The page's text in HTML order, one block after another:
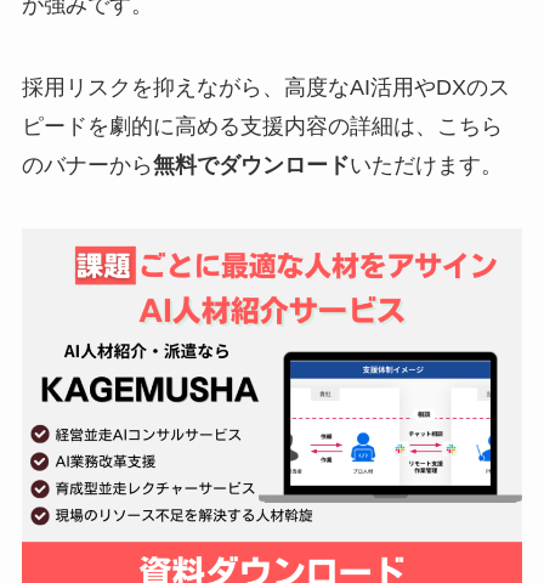
採用リスクを抑えながら、高度なAI活用やDXのス
ピードを劇的に高める支援内容の詳細は、こちら
のバナーから無料でダウンロードいただけます。